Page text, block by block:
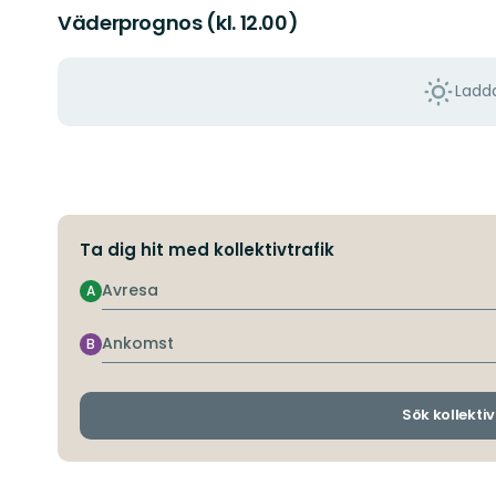
Väderprognos (kl. 12.00)
Ta dig hit med kollektivtrafik
Avresa
A
Ankomst
B
Sök